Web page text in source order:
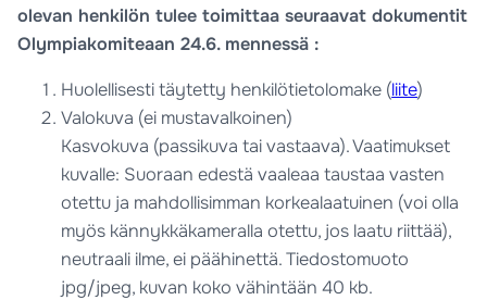
olevan henkilön tulee toimittaa seuraavat dokumentit
Olympiakomiteaan 24.6. mennessä :
Huolellisesti täytetty henkilötietolomake (liite)
Valokuva (ei mustavalkoinen)
Kasvokuva (passikuva tai vastaava). Vaatimukset
kuvalle: Suoraan edestä vaaleaa taustaa vasten
otettu ja mahdollisimman korkealaatuinen (voi olla
myös kännykkäkameralla otettu, jos laatu riittää),
neutraali ilme, ei päähinettä. Tiedostomuoto
jpg/jpeg, kuvan koko vähintään 40 kb.